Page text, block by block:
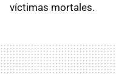
víctimas mortales.